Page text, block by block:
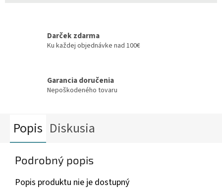
Darček zdarma
Ku každej objednávke nad 100€
Garancia doručenia
Nepoškodeného tovaru
Popis Diskusia
Podrobný popis
Popis produktu nie je dostupný